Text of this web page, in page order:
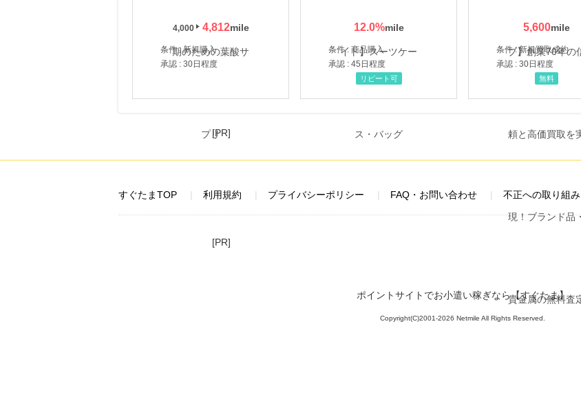
4,000 4,812
条件 : 新規購入
承認 : 30日程度
12.0%
条件 : 商品購入
承認 : 45日程度
リピート可
5,600
条件 : 新規買取成約
承認 : 30日程度
無料
[PR]
すぐたまTOP 利用規約 プライバシーポリシー FAQ・お問い合わせ 不正への取り組み
[PR]
ポイントサイトでお小遣い稼ぎなら【すぐたま】
Copyright(C)2001-2026 Netmile All Rights Reserved.